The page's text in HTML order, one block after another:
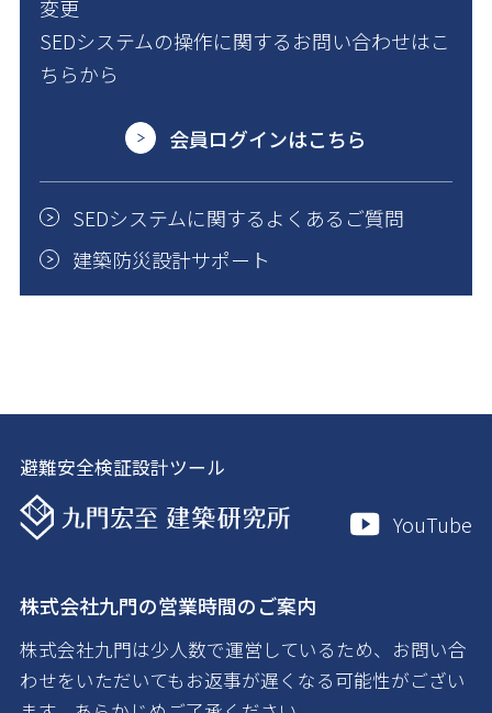
変更
SEDシステムの操作に関するお問い合わせはこ
ちらから
会員ログインはこちら
SEDシステムに関するよくあるご質問
建築防災設計サポート
避難安全検証設計ツール
YouTube
株式会社九門の営業時間のご案内
株式会社九門は少人数で運営しているため、お問い合
わせをいただいてもお返事が遅くなる可能性がござい